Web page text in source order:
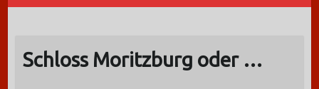
Schloss Moritzburg oder …